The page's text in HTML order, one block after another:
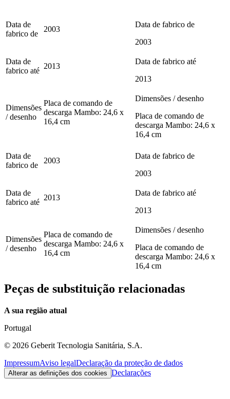
Data de
fabrico de
2003
Data de fabrico de
2003
Data de
fabrico até
2013
Data de fabrico até
2013
Dimensões
/ desenho
Placa de comando de
descarga Mambo: 24,6 x
16,4 cm
Dimensões / desenho
Placa de comando de
descarga Mambo: 24,6 x
16,4 cm
Data de
fabrico de
2003
Data de fabrico de
2003
Data de
fabrico até
2013
Data de fabrico até
2013
Dimensões
/ desenho
Placa de comando de
descarga Mambo: 24,6 x
16,4 cm
Dimensões / desenho
Placa de comando de
descarga Mambo: 24,6 x
16,4 cm
Peças de substituição relacionadas
A sua região atual
Portugal
© 2026 Geberit Tecnologia Sanitária, S.A.
ImpressumAviso legalDeclaração da proteção de dados
Alterar as definições dos cookies Declarações